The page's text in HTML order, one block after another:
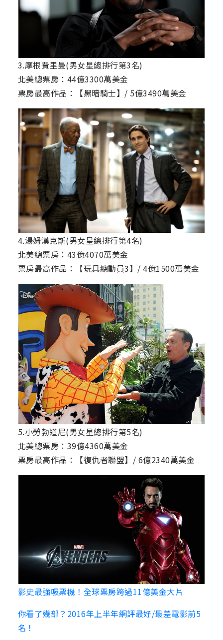
3.摩根費里曼(男女星總排行第3名)
北美總票房：44億3300萬美金
票房最高作品：【黑暗騎士】/ 5億3490萬美金
4.湯姆漢克斯(男女星總排行第4名)
北美總票房：43億4070萬美金
票房最高作品：【玩具總動員3】/ 4億1500萬美金
5.小勞勃道尼(男女星總排行第5名)
北美總票房：39億4360萬美金
票房最高作品：【復仇者聯盟】/ 6億2340萬美金
影史最強吸票機！全球票房跨過11億美金大片
你看了幾部？2016年上半年網評最好/最差電影前5
名！